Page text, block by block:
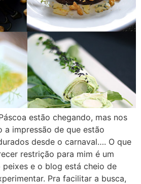
estão chegando, mas nos
a impressão de que estão
desde o carnaval…. O que
restrição para mim é um
e o blog está cheio de
Pra facilitar a busca,